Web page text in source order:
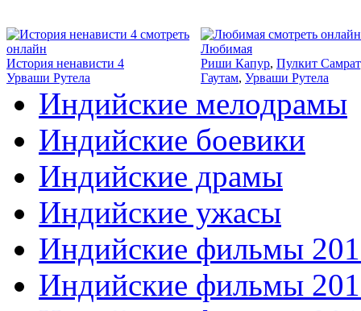
История ненависти 4
Урваши Рутела
Любимая
Риши Капур, Пулкит Самрат
Гаутам, Урваши Рутела
Индийские мелодрамы
Индийские боевики
Индийские драмы
Индийские ужасы
Индийские фильмы
Индийские фильмы